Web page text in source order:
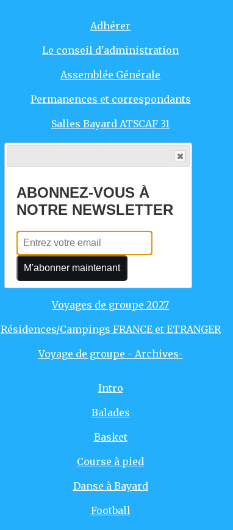
Adhérer
Le conseil d'administration
Assemblée Générale
Permanences et correspondants
Salles Bayard ATSCAF 31
Responsables d'activités
Intro
Voyages individuels
Voyages de groupe 2025
Voyages de groupe 2026
Voyages de groupe 2027
Résidences/Campings FRANCE et ETRANGER
Voyage de groupe - Archives-
Intro
Balades
Basket
Course à pied
Danse à Bayard
Football
ABONNEZ-VOUS À
NOTRE NEWSLETTER
M'abonner maintenant